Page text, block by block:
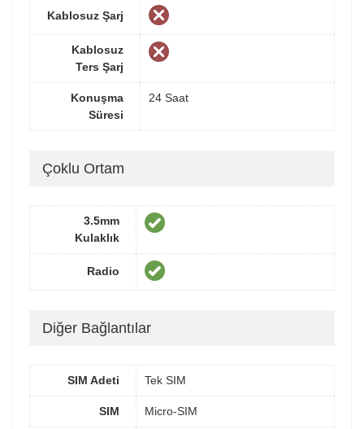
Kablosuz Şarj
Kablosuz
Ters Şarj
Konuşma
Süresi
24 Saat
Çoklu Ortam
3.5mm
Kulaklık
Radio
Diğer Bağlantılar
SIM Adeti Tek SIM
SIM Micro-SIM